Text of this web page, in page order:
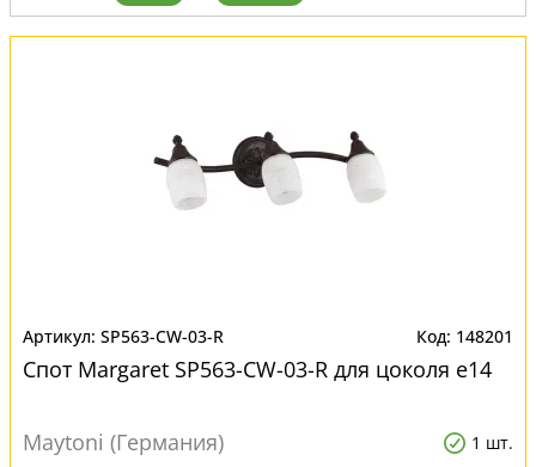
SP563-CW-03-R 148201
Спот Margaret SP563-CW-03-R для цоколя e14
Maytoni (Германия) 1 шт.